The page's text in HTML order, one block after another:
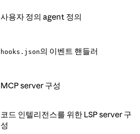
사용자 정의 agent 정의
hooks.json의 이벤트 핸들러
MCP server 구성
코드 인텔리전스를 위한 LSP server 구
성